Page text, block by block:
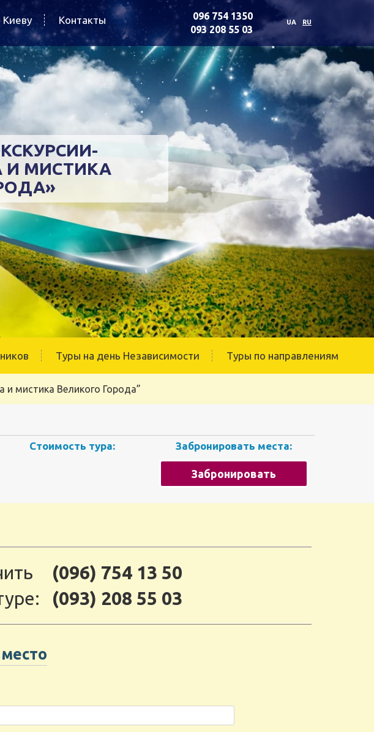
Киеву Контакты
096 754 1350
093 208 55 03
UA RU
И МИСТИКА
Туры на день Независимости Туры по направлениям
и мистика Великого Города”
Стоимость тура: Забронировать места:
Забронировать
(096) 754 13 50
(093) 208 55 03